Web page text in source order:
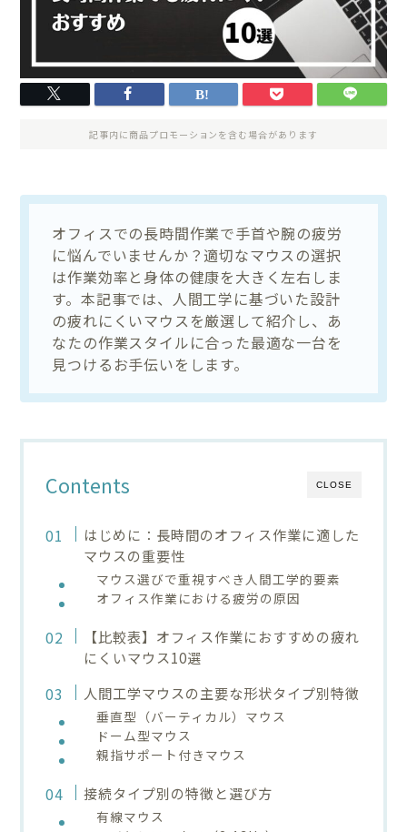
記事内に商品プロモーションを含む場合があります
オフィスでの長時間作業で手首や腕の疲労
に悩んでいませんか？適切なマウスの選択
は作業効率と身体の健康を大きく左右しま
す。本記事では、人間工学に基づいた設計
の疲れにくいマウスを厳選して紹介し、あ
なたの作業スタイルに合った最適な一台を
見つけるお手伝いをします。
CLOSE
Contents
はじめに：長時間のオフィス作業に適した
マウスの重要性
マウス選びで重視すべき人間工学的要素
オフィス作業における疲労の原因
【比較表】オフィス作業におすすめの疲れ
にくいマウス10選
人間工学マウスの主要な形状タイプ別特徴
垂直型（バーティカル）マウス
ドーム型マウス
親指サポート付きマウス
接続タイプ別の特徴と選び方
有線マウス